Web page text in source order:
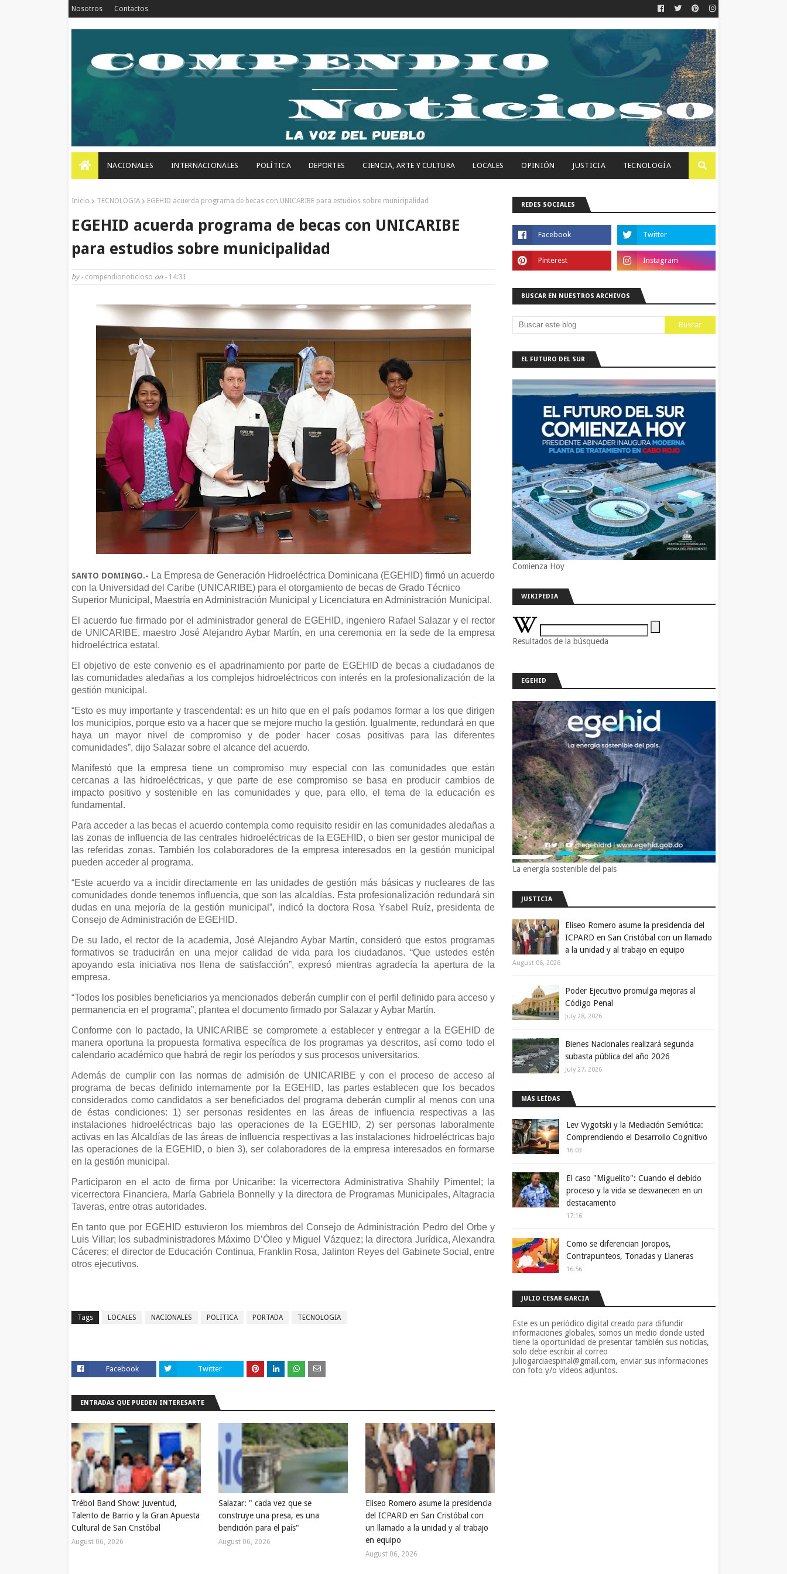
Nosotros Contactos
NACIONALES INTERNACIONALES POLÍTICA DEPORTES CIENCIA, ARTE Y CULTURA LOCALES OPINIÓN JUSTICIA TECNOLOGÍA
Inicio TECNOLOGIA EGEHID acuerda programa de becas con UNICARIBE para estudios sobre municipalidad
EGEHID acuerda programa de becas con UNICARIBE
para estudios sobre municipalidad
by - compendionoticioso on - 14:31
SANTO DOMINGO.- La Empresa de Generación Hidroeléctrica Dominicana (EGEHID) firmó un acuerdo
con la Universidad del Caribe (UNICARIBE) para el otorgamiento de becas de Grado Técnico
Superior Municipal, Maestría en Administración Municipal y Licenciatura en Administración Municipal.
El acuerdo fue firmado por el administrador general de EGEHID, ingeniero Rafael Salazar y el rector
de UNICARIBE, maestro José Alejandro Aybar Martín, en una ceremonia en la sede de la empresa
hidroeléctrica estatal.
El objetivo de este convenio es el apadrinamiento por parte de EGEHID de becas a ciudadanos de
las comunidades aledañas a los complejos hidroeléctricos con interés en la profesionalización de la
gestión municipal.
“Esto es muy importante y trascendental: es un hito que en el país podamos formar a los que dirigen
los municipios, porque esto va a hacer que se mejore mucho la gestión. Igualmente, redundará en que
haya un mayor nivel de compromiso y de poder hacer cosas positivas para las diferentes
comunidades”, dijo Salazar sobre el alcance del acuerdo.
Manifestó que la empresa tiene un compromiso muy especial con las comunidades que están
cercanas a las hidroeléctricas, y que parte de ese compromiso se basa en producir cambios de
impacto positivo y sostenible en las comunidades y que, para ello, el tema de la educación es
fundamental.
Para acceder a las becas el acuerdo contempla como requisito residir en las comunidades aledañas a
las zonas de influencia de las centrales hidroeléctricas de la EGEHID, o bien ser gestor municipal de
las referidas zonas. También los colaboradores de la empresa interesados en la gestión municipal
pueden acceder al programa.
“Este acuerdo va a incidir directamente en las unidades de gestión más básicas y nucleares de las
comunidades donde tenemos influencia, que son las alcaldías. Esta profesionalización redundará sin
dudas en una mejoría de la gestión municipal”, indicó la doctora Rosa Ysabel Ruíz, presidenta de
Consejo de Administración de EGEHID.
De su lado, el rector de la academia, José Alejandro Aybar Martín, consideró que estos programas
formativos se traducirán en una mejor calidad de vida para los ciudadanos. “Que ustedes estén
apoyando esta iniciativa nos llena de satisfacción”, expresó mientras agradecía la apertura de la
empresa.
“Todos los posibles beneficiarios ya mencionados deberán cumplir con el perfil definido para acceso y
permanencia en el programa”, plantea el documento firmado por Salazar y Aybar Martín.
Conforme con lo pactado, la UNICARIBE se compromete a establecer y entregar a la EGEHID de
manera oportuna la propuesta formativa específica de los programas ya descritos, así como todo el
calendario académico que habrá de regir los períodos y sus procesos universitarios.
Además de cumplir con las normas de admisión de UNICARIBE y con el proceso de acceso al
programa de becas definido internamente por la EGEHID, las partes establecen que los becados
considerados como candidatos a ser beneficiados del programa deberán cumplir al menos con una
de éstas condiciones: 1) ser personas residentes en las áreas de influencia respectivas a las
instalaciones hidroeléctricas bajo las operaciones de la EGEHID, 2) ser personas laboralmente
activas en las Alcaldías de las áreas de influencia respectivas a las instalaciones hidroeléctricas bajo
las operaciones de la EGEHID, o bien 3), ser colaboradores de la empresa interesados en formarse
en la gestión municipal.
Participaron en el acto de firma por Unicaribe: la vicerrectora Administrativa Shahily Pimentel; la
vicerrectora Financiera, María Gabriela Bonnelly y la directora de Programas Municipales, Altagracia
Taveras, entre otras autoridades.
En tanto que por EGEHID estuvieron los miembros del Consejo de Administración Pedro del Orbe y
Luis Villar; los subadministradores Máximo D’Óleo y Miguel Vázquez; la directora Jurídica, Alexandra
Cáceres; el director de Educación Continua, Franklin Rosa, Jalinton Reyes del Gabinete Social, entre
otros ejecutivos.
Tags LOCALES NACIONALES POLITICA PORTADA TECNOLOGIA
Facebook Twitter
ENTRADAS QUE PUEDEN INTERESARTE
Trébol Band Show: Juventud,
Talento de Barrio y la Gran Apuesta
Cultural de San Cristóbal
August 06, 2026
Salazar: " cada vez que se
construye una presa, es una
bendición para el país"
August 06, 2026
Eliseo Romero asume la presidencia
del ICPARD en San Cristóbal con
un llamado a la unidad y al trabajo
en equipo
August 06, 2026
REDES SOCIALES
BUSCAR EN NUESTROS ARCHIVOS
EL FUTURO DEL SUR
Comienza Hoy
WIKIPEDIA
Resultados de la búsqueda
EGEHID
La energía sostenible del pais
JUSTICIA
Eliseo Romero asume la presidencia del
ICPARD en San Cristóbal con un llamado
a la unidad y al trabajo en equipo
August 06, 2026
Poder Ejecutivo promulga mejoras al
Código Penal
July 28, 2026
Bienes Nacionales realizará segunda
subasta pública del año 2026
July 27, 2026
MÁS LEÍDAS
Lev Vygotski y la Mediación Semiótica:
Comprendiendo el Desarrollo Cognitivo
16:03
El caso "Miguelito": Cuando el debido
proceso y la vida se desvanecen en un
destacamento
17:16
Como se diferencian Joropos,
Contrapunteos, Tonadas y Llaneras
16:56
JULIO CESAR GARCIA
Este es un periódico digital creado para difundir
informaciones globales, somos un medio donde usted
tiene la oportunidad de presentar también sus noticias,
solo debe escribir al correo
juliogarciaespinal@gmail.com, enviar sus informaciones
con foto y/o videos adjuntos.